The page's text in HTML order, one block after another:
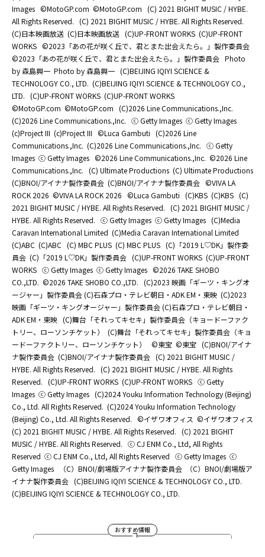
Images ©MotoGP.com ©MotoGP.com (C) 2021 BIGHIT MUSIC / HYBE.
All Rights Reserved. (C) 2021 BIGHIT MUSIC / HYBE. All Rights Reserved.
(C)日本映画放送 (C)日本映画放送 (C)UP-FRONT WORKS (C)UP-FRONT
WORKS ©2023「あの花が咲く丘で、君とまた出会えたら。」製作委員会
©2023「あの花が咲く丘で、君とまた出会えたら。」製作委員会 Photo
by 森島興一 Photo by 森島興一 (C)BEIJING IQIYI SCIENCE &
TECHNOLOGY CO., LTD. (C)BEIJING IQIYI SCIENCE & TECHNOLOGY CO.,
LTD. (C)UP-FRONT WORKS (C)UP-FRONT WORKS
©MotoGP.com ©MotoGP.com (C)2026 Line Communications.,Inc.
(C)2026 Line Communications.,Inc. ⓒ Getty Images ⓒ Getty Images
(c)Project III (c)Project III ©Luca Gambuti (C)2026 Line
Communications.,Inc. (C)2026 Line Communications.,Inc. ⓒ Getty
Images ⓒ Getty Images ©2026 Line Communications.,Inc. ©2026 Line
Communications.,Inc. (C) Ultimate Productions (C) Ultimate Productions
(C)BNOI/アイナナ製作委員会 (C)BNOI/アイナナ製作委員会 ©️VIVA LA
ROCK 2026 ©️VIVA LA ROCK 2026 ©Luca Gambuti (C)KBS (C)KBS (C)
2021 BIGHIT MUSIC / HYBE. All Rights Reserved. (C) 2021 BIGHIT MUSIC /
HYBE. All Rights Reserved. ⓒ Getty Images ⓒ Getty Images (C)Media
Caravan International Limited (C)Media Caravan International Limited
(C)ABC (C)ABC (C) MBC PLUS (C) MBC PLUS (C)「2019 L♡DK」製作委
員会 (C)「2019 L♡DK」製作委員会 (C)UP-FRONT WORKS (C)UP-FRONT
WORKS ⓒ Getty Images ⓒ Getty Images ©2026 TAKE SHOBO
CO.,LTD. ©2026 TAKE SHOBO CO.,LTD. (C)2023 映画「ギーツ・キングオ
ージャー」製作委員会 (C)石森プロ・テレビ朝日・ADK EM・東映 (C)2023
映画「ギーツ・キングオージャー」製作委員会 (C)石森プロ・テレビ朝日・
ADK EM・東映 (C)舞台「それってキセキ」製作委員会（キョードーファク
トリー、ローソンチケット）
(C)舞台「それってキセキ」製作委員会（キョ
ードーファクトリー、ローソンチケット）
©東宝 ©東宝 (C)BNOI/アイナ
ナ製作委員会 (C)BNOI/アイナナ製作委員会 (C) 2021 BIGHIT MUSIC /
HYBE. All Rights Reserved. (C) 2021 BIGHIT MUSIC / HYBE. All Rights
Reserved. (C)UP-FRONT WORKS (C)UP-FRONT WORKS ⓒ Getty
Images ⓒ Getty Images (C)2024 Youku Information Technology (Beijing)
Co., Ltd. All Rights Reserved. (C)2024 Youku Information Technology
(Beijing) Co., Ltd. All Rights Reserved. ©イザワオフィス ©イザワオフィス
(C) 2021 BIGHIT MUSIC / HYBE. All Rights Reserved. (C) 2021 BIGHIT
MUSIC / HYBE. All Rights Reserved. ⓒ CJ ENM Co., Ltd, All Rights
Reserved ⓒ CJ ENM Co., Ltd, All Rights Reserved ⓒ Getty Images ⓒ
Getty Images
（C）BNOI/劇場版アイナナ製作委員会
（C）BNOI/劇場版ア
イナナ製作委員会 (C)BEIJING IQIYI SCIENCE & TECHNOLOGY CO., LTD.
(C)BEIJING IQIYI SCIENCE & TECHNOLOGY CO., LTD.
おすすめ情報